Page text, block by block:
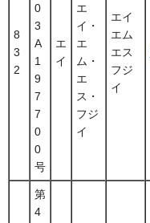
8
3
2
0
3
A
1
9
7
7
0
0
号
エ
イ
エ
イ・
エ
ム・
エ
ス・
フジ
イ
エイ
エム
エス
フジ
イ
第
4